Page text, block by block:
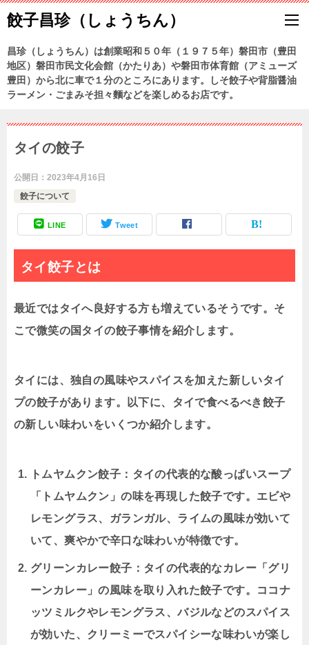
餃子昌珍（しょうちん）
昌珍（しょうちん）は創業昭和５０年（１９７５年）磐田市（豊田
地区）磐田市民文化会館（かたりあ）や磐田市体育館（アミューズ
豊田）から北に車で１分のところにあります。しそ餃子や背脂醤油
ラーメン・ごまみそ担々麵などを楽しめるお店です。
タイの餃子
公開日： 2023年4月16日
餃子について
LINE Tweet
タイ餃子とは
最近ではタイへ良好する方も増えているそうです。そ
こで微笑の国タイの餃子事情を紹介します。
タイには、独自の風味やスパイスを加えた新しいタイ
プの餃子があります。以下に、タイで食べるべき餃子
の新しい味わいをいくつか紹介します。
トムヤムクン餃子：タイの代表的な酸っぱいスープ
「トムヤムクン」の味を再現した餃子です。エビや
レモングラス、ガランガル、ライムの風味が効いて
いて、爽やかで辛口な味わいが特徴です。
グリーンカレー餃子：タイの代表的なカレー「グリ
ーンカレー」の風味を取り入れた餃子です。ココナ
ッツミルクやレモングラス、バジルなどのスパイス
が効いた、クリーミーでスパイシーな味わいが楽し